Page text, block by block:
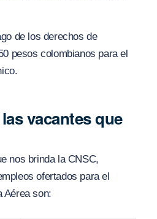
de los derechos de
pesos colombianos para el
vacantes que
nos brinda la CNSC,
ofertados para el
Aérea son: